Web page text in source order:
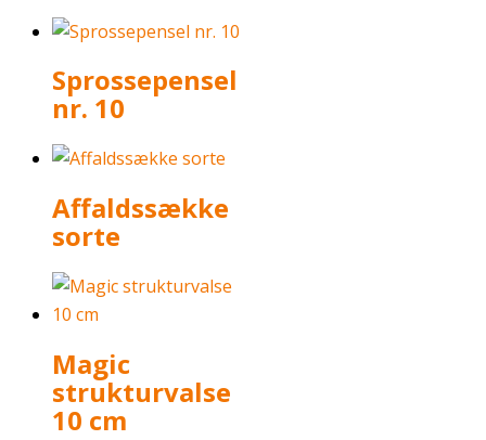
Sprossepensel
nr. 10
Affaldssække
sorte
Magic
strukturvalse
10 cm